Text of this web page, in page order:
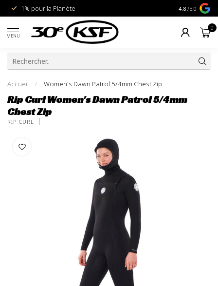
1% pour la Planète Livraison
4.8 /5.0
MENU
0
Accueil / Women's Dawn Patrol 5/4mm Chest Zip
Rip Curl Women's Dawn Patrol 5/4mm
Chest Zip
RIP CURL